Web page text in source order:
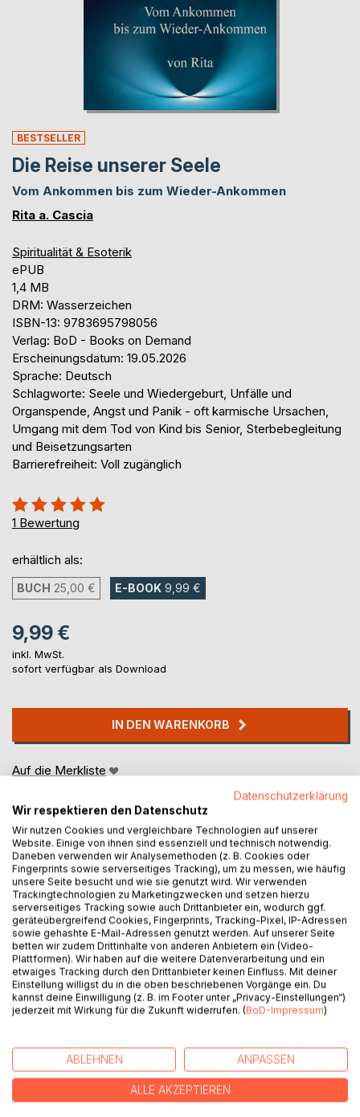
BESTSELLER
Die Reise unserer Seele
Vom Ankommen bis zum Wieder-Ankommen
Rita a. Cascia
Spiritualität & Esoterik
ePUB
1,4 MB
DRM: Wasserzeichen
ISBN-13: 9783695798056
Verlag: BoD - Books on Demand
Erscheinungsdatum: 19.05.2026
Sprache: Deutsch
Schlagworte: Seele und Wiedergeburt, Unfälle und
Organspende, Angst und Panik - oft karmische Ursachen,
Umgang mit dem Tod von Kind bis Senior, Sterbebegleitung
und Beisetzungsarten
Barrierefreiheit: Voll zugänglich
Bewertung::
100%
1 Bewertung
erhältlich als:
BUCH 25,00 € E-BOOK 9,99 €
9,99 €
inkl. MwSt.
sofort verfügbar als Download
IN DEN WARENKORB
Auf die Merkliste
BESCHREIBUNG
Das Buch stellt einen ausführlichen Leitfaden dar, der sich
mit zentralen Themen rund um die Seele, die Begleitung
von Menschen in schwierigen Lebenssituationen, das
Sterben sowie verschiedene Beisetzungsarten
Wiedergeburt.
Besondere Aufmerksamkeit wird der Frage gewidmet,
weshalb Kinder oder Menschen zu einem frühen Zeitpunkt
Datenschutzerklärung
Wir respektieren den Datenschutz
Wir nutzen Cookies und vergleichbare Technologien auf unserer
Website. Einige von ihnen sind essenziell und technisch notwendig.
Daneben verwenden wir Analysemethoden (z. B. Cookies oder
Fingerprints sowie serverseitiges Tracking), um zu messen, wie häufig
unsere Seite besucht und wie sie genutzt wird. Wir verwenden
Trackingtechnologien zu Marketingzwecken und setzen hierzu
serverseitiges Tracking sowie auch Drittanbieter ein, wodurch ggf.
geräteübergreifend Cookies, Fingerprints, Tracking-Pixel, IP-Adressen
sowie gehashte E-Mail-Adressen genutzt werden. Auf unserer Seite
betten wir zudem Drittinhalte von anderen Anbietern ein (Video-
Plattformen). Wir haben auf die weitere Datenverarbeitung und ein
etwaiges Tracking durch den Drittanbieter keinen Einfluss. Mit deiner
Einstellung willigst du in die oben beschriebenen Vorgänge ein. Du
kannst deine Einwilligung (z. B. im Footer unter „Privacy-Einstellungen“)
jederzeit mit Wirkung für die Zukunft widerrufen. (BoD-Impressum)
ABLEHNEN ANPASSEN
ALLE AKZEPTIEREN